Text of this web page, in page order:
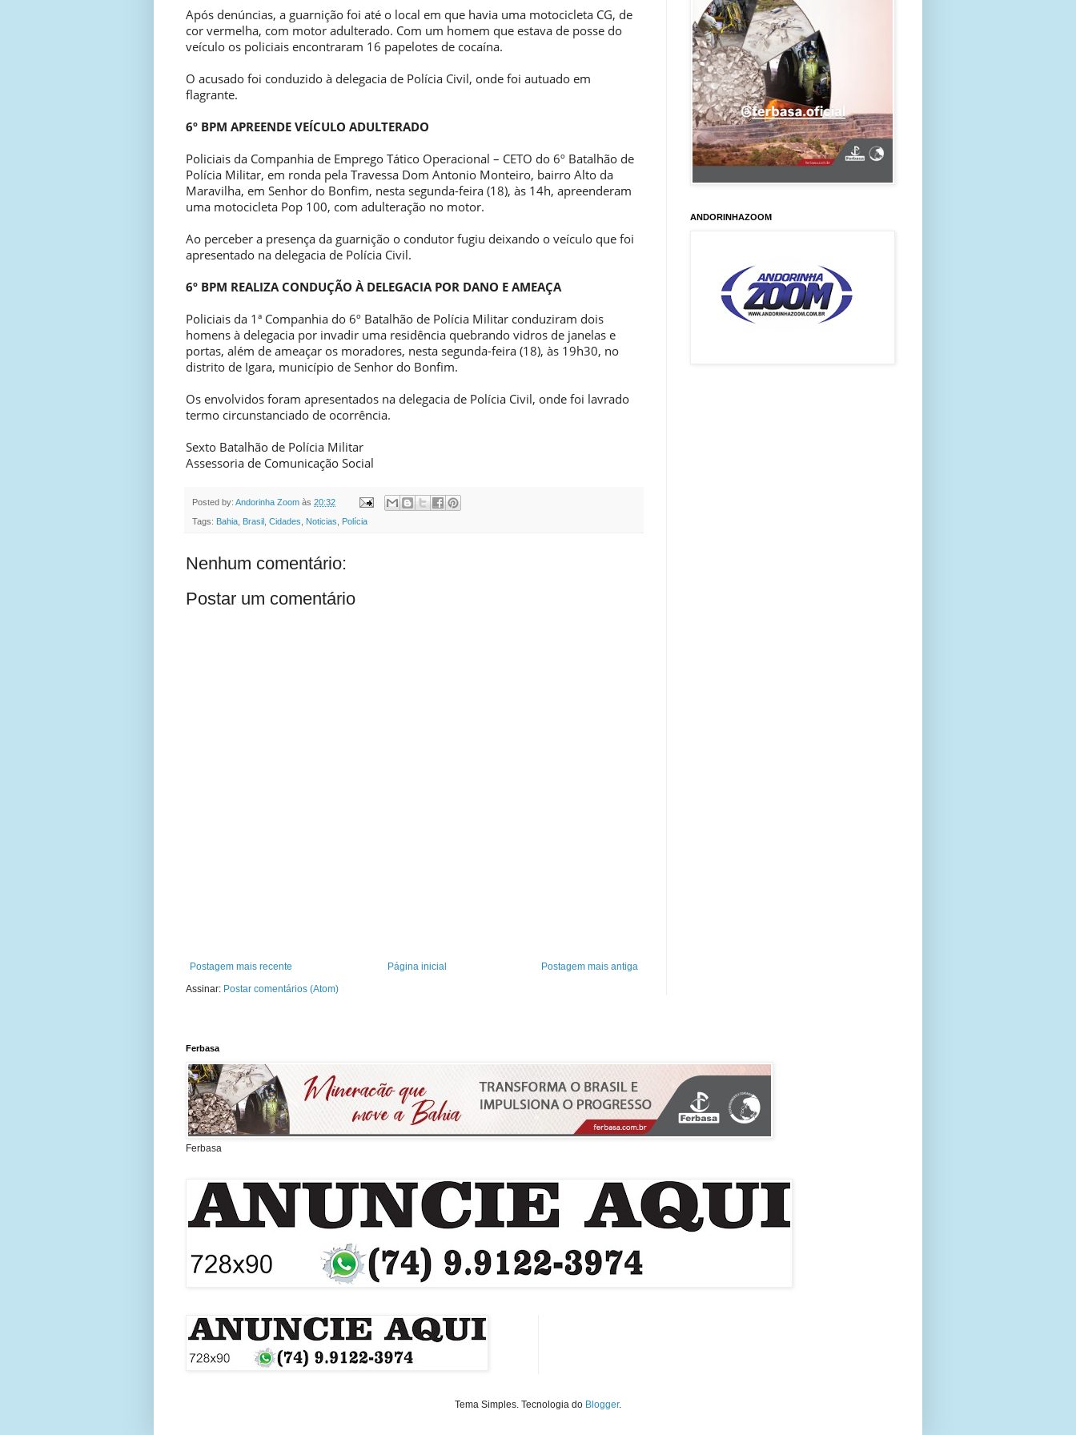
Após denúncias, a guarnição foi até o local em que havia uma motocicleta CG, de
cor vermelha, com motor adulterado. Com um homem que estava de posse do
veículo os policiais encontraram 16 papelotes de cocaína.
O acusado foi conduzido à delegacia de Polícia Civil, onde foi autuado em
flagrante.
6º BPM APREENDE VEÍCULO ADULTERADO
Policiais da Companhia de Emprego Tático Operacional – CETO do 6º Batalhão de
Polícia Militar, em ronda pela Travessa Dom Antonio Monteiro, bairro Alto da
Maravilha, em Senhor do Bonfim, nesta segunda-feira (18), às 14h, apreenderam
uma motocicleta Pop 100, com adulteração no motor.
Ao perceber a presença da guarnição o condutor fugiu deixando o veículo que foi
apresentado na delegacia de Polícia Civil.
6º BPM REALIZA CONDUÇÃO À DELEGACIA POR DANO E AMEAÇA
Policiais da 1ª Companhia do 6º Batalhão de Polícia Militar conduziram dois
homens à delegacia por invadir uma residência quebrando vidros de janelas e
portas, além de ameaçar os moradores, nesta segunda-feira (18), às 19h30, no
distrito de Igara, município de Senhor do Bonfim.
Os envolvidos foram apresentados na delegacia de Polícia Civil, onde foi lavrado
termo circunstanciado de ocorrência.
Sexto Batalhão de Polícia Militar
Assessoria de Comunicação Social
Posted by: Andorinha Zoom às 20:32
Tags: Bahia Brasil Cidades Noticias Polícia
Nenhum comentário:
Postar um comentário
Postagem mais recente Postagem mais antiga
Página inicial
Assinar: Postar comentários (Atom)
ANDORINHAZOOM
Ferbasa
Ferbasa
Tema Simples. Tecnologia do Blogger.